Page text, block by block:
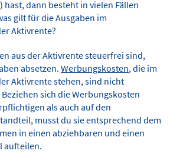
hast, dann besteht in vielen Fällen
gilt für die Ausgaben im
Aktivrente?
aus der Aktivrente steuerfrei sind,
absetzen. Werbungskosten, die im
Aktivrente stehen, sind nicht
Beziehen sich die Werbungskosten
als auch auf den
musst du sie entsprechend dem
in einen abziehbaren und einen
aufteilen.